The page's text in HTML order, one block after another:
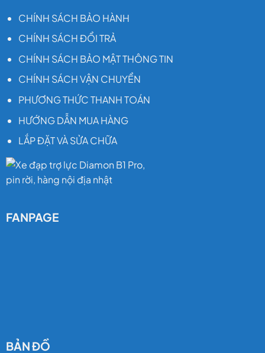
CHÍNH SÁCH BẢO HÀNH
CHÍNH SÁCH ĐỔI TRẢ
CHÍNH SÁCH BẢO MẬT THÔNG TIN
CHÍNH SÁCH VẬN CHUYỂN
PHƯƠNG THỨC THANH TOÁN
HƯỚNG DẪN MUA HÀNG
LẮP ĐẶT VÀ SỬA CHỮA
FANPAGE
BẢN ĐỒ